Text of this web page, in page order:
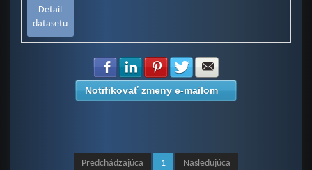
Detail
datasetu
Zdielať na Facebook
Zdielať na LinkedIn
Zdielať na Pinterest
Zdielať na Twitter
Notifikovať zmeny e-mailom
Predchádzajúca 1 Nasledujúca